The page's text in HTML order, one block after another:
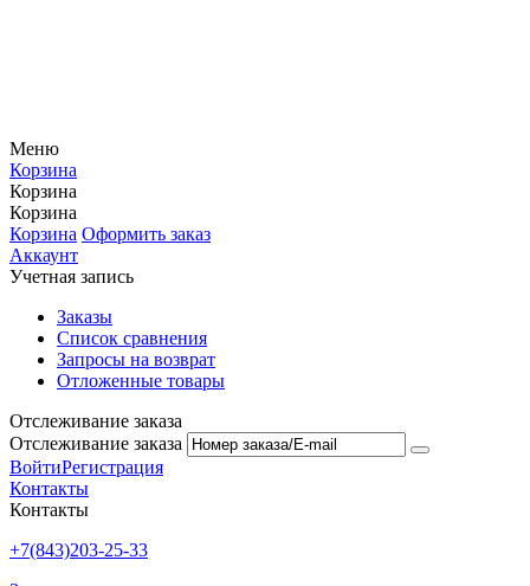
Меню
Корзина
Корзина
Корзина
Корзина Оформить заказ
Аккаунт
Учетная запись
Заказы
Список сравнения
Запросы на возврат
Отложенные товары
Отслеживание заказа
Отслеживание заказа
ВойтиРегистрация
Контакты
Контакты
+7(843)203-25-33